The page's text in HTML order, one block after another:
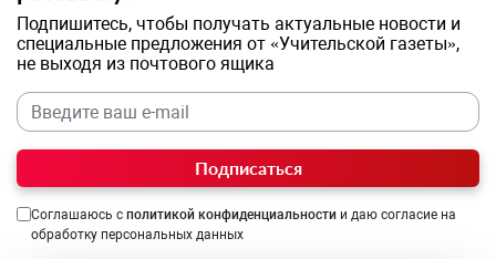
Подпишитесь, чтобы получать актуальные новости и
специальные предложения от «Учительской газеты»,
не выходя из почтового ящика
Подписаться
Соглашаюсь с политикой конфиденциальности и даю согласие на
обработку персональных данных